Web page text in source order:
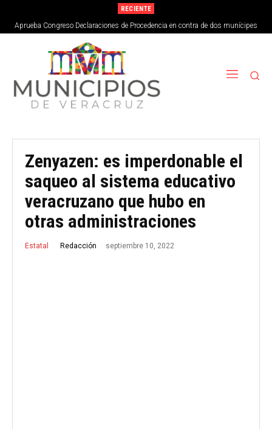
RECIENTE
Aprueba Congreso Declaraciones de Procedencia en contra de dos munícipes
Zenyazen: es imperdonable el
saqueo al sistema educativo
veracruzano que hubo en
otras administraciones
Estatal Redacción septiembre 10, 2022